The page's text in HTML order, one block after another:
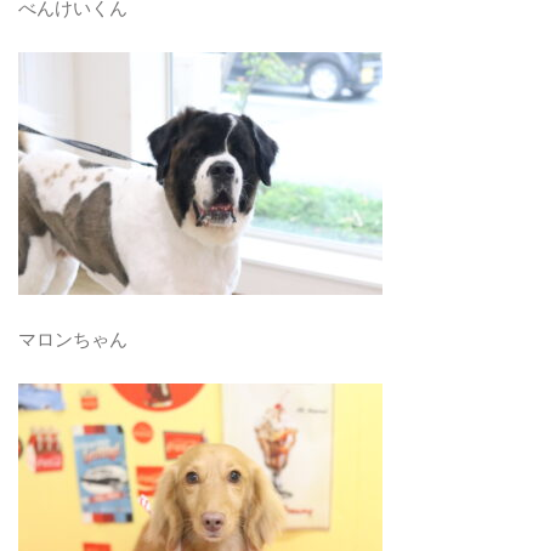
べんけいくん
マロンちゃん